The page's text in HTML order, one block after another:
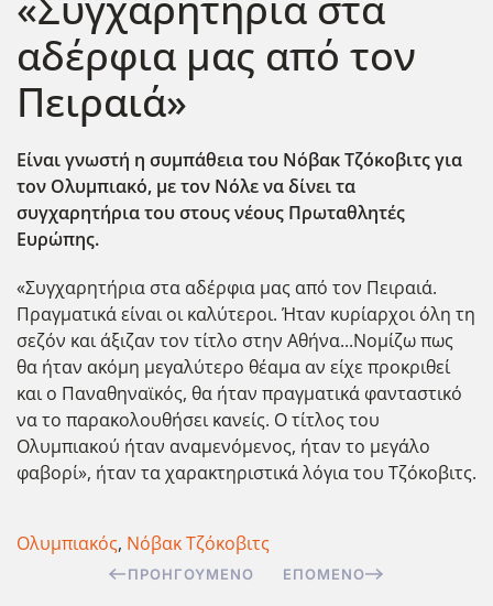
αδέρφια μας από τον
Πειραιά»
Είναι γνωστή η συμπάθεια του Νόβακ Τζόκοβιτς για
τον Ολυμπιακό, με τον Νόλε να δίνει τα
συγχαρητήρια του στους νέους Πρωταθλητές
Ευρώπης.
«Συγχαρητήρια στα αδέρφια μας από τον Πειραιά.
Πραγματικά είναι οι καλύτεροι. Ήταν κυρίαρχοι όλη τη
σεζόν και άξιζαν τον τίτλο στην Αθήνα...Νομίζω πως
θα ήταν ακόμη μεγαλύτερο θέαμα αν είχε προκριθεί
και ο Παναθηναϊκός, θα ήταν πραγματικά φανταστικό
να το παρακολουθήσει κανείς. Ο τίτλος του
Ολυμπιακού ήταν αναμενόμενος, ήταν το μεγάλο
φαβορί», ήταν τα χαρακτηριστικά λόγια του Τζόκοβιτς.
Ολυμπιακός, Νόβακ Τζόκοβιτς
ΠΡΟΗΓΟΎΜΕΝΟ ΕΠΌΜΕΝΟ